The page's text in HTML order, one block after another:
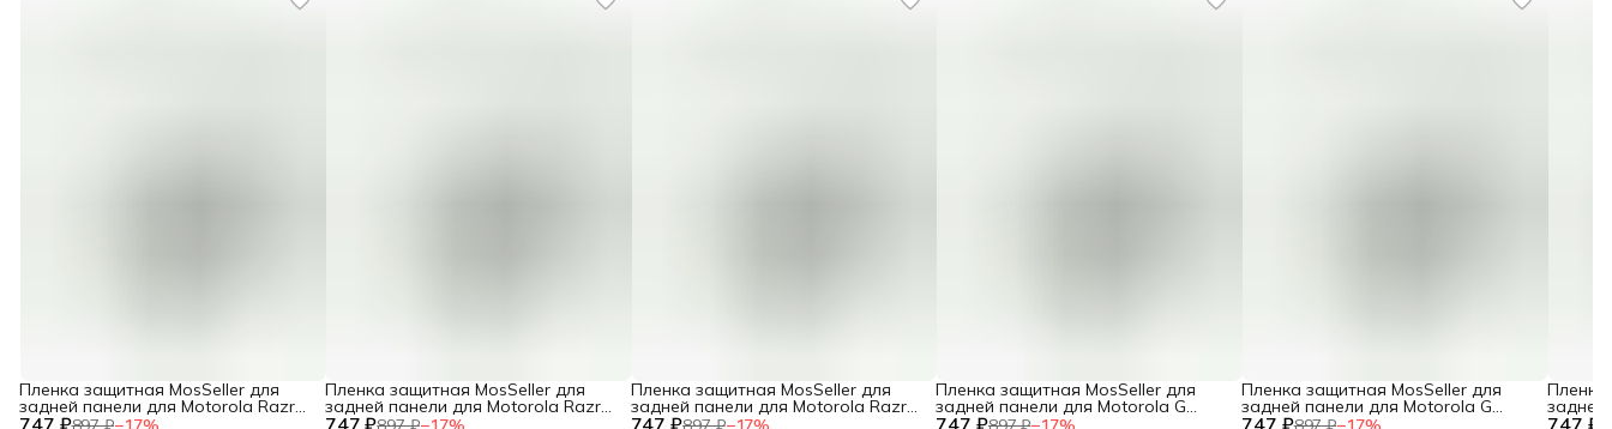
Пленка защитная MosSeller для
задней панели для Motorola Razr
60 Ultra
Пленка защитная MosSeller для
задней панели для Motorola Razr
60
Пленка защитная MosSeller для
задней панели для Motorola Razr
40 Ultra
Пленка защитная MosSeller для
задней панели для Motorola G
Stylus 5G (2025)
Пленка защитная MosSeller для
задней панели для Motorola G
Power (2025)
Пленка
задней
Power